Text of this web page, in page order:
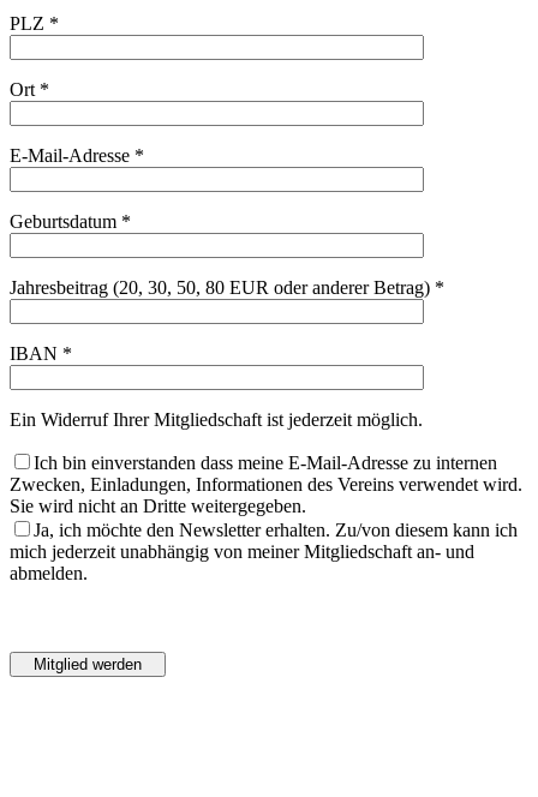
PLZ *
Ort *
E-Mail-Adresse *
Geburtsdatum *
Jahresbeitrag (20, 30, 50, 80 EUR oder anderer Betrag) *
IBAN *
Ein Widerruf Ihrer Mitgliedschaft ist jederzeit möglich.
Ich bin einverstanden dass meine E-Mail-Adresse zu internen
Zwecken, Einladungen, Informationen des Vereins verwendet wird.
Sie wird nicht an Dritte weitergegeben.
Ja, ich möchte den Newsletter erhalten. Zu/von diesem kann ich
mich jederzeit unabhängig von meiner Mitgliedschaft an- und
abmelden.
dieses
Feld
lasse
dieses